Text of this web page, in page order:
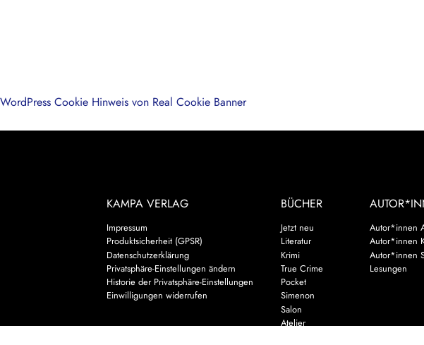
KAMPA VERLAG
Impressum
Produktsicherheit (GPSR)
Datenschutzerklärung
Privatsphäre-Einstellungen ändern
Historie der Privatsphäre-Einstellungen
Einwilligungen widerrufen
BÜCHER
Jetzt neu
Literatur
Krimi
True Crime
Pocket
Simenon
Salon
Atelier
Autor*innen
Autor*innen
Autor*innen
Lesungen
WordPress Cookie Hinweis von Real Cookie Banner